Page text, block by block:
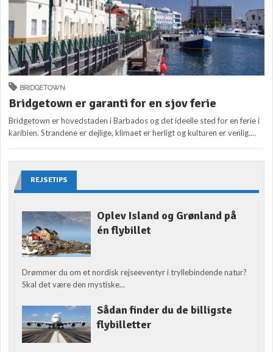
BRIDGETOWN
Bridgetown er garanti for en sjov ferie
Bridgetown er hovedstaden i Barbados og det ideelle sted for en ferie i
karibien. Strandene er dejlige, klimaet er herligt og kulturen er venlig....
REJSETIPS
Oplev Island og Grønland på
én flybillet
Drømmer du om et nordisk rejseeventyr i tryllebindende natur?
Skal det være den mystiske...
Sådan finder du de billigste
flybilletter